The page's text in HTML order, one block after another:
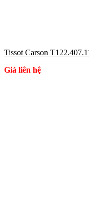
Tissot Carson
Giá liên hệ